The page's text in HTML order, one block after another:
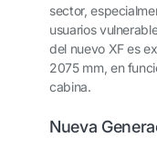
sector,
usuarios
del nuevo XF es
2075 mm, en
cabina.
Nueva